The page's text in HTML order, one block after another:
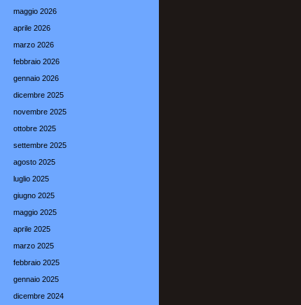
maggio 2026
aprile 2026
marzo 2026
febbraio 2026
gennaio 2026
dicembre 2025
novembre 2025
ottobre 2025
settembre 2025
agosto 2025
luglio 2025
giugno 2025
maggio 2025
aprile 2025
marzo 2025
febbraio 2025
gennaio 2025
dicembre 2024